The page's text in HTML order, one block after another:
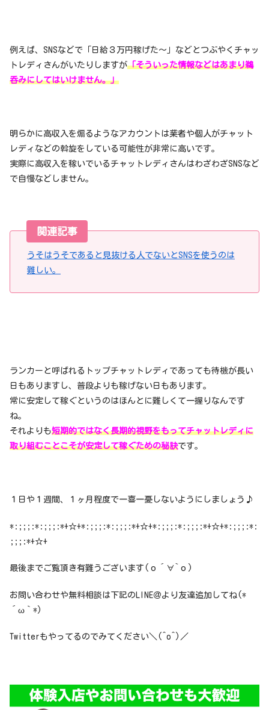
例えば、SNSなどで「日給３万円稼げた〜」などとつぶやくチャッ
トレディさんがいたりしますが「そういった情報などはあまり鵜
呑みにしてはいけません。」
明らかに高収入を煽るようなアカウントは業者や個人がチャット
レディなどの斡旋をしている可能性が非常に高いです。
実際に高収入を稼いでいるチャットレディさんはわざわざSNSなど
で自慢などしません。
関連記事
うそはうそであると見抜ける人でないとSNSを使うのは
難しい。
ランカーと呼ばれるトップチャットレディであっても待機が長い
日もありますし、普段よりも稼げない日もあります。
常に安定して稼ぐというのはほんとに難しくて一握りなんです
ね。
それよりも短期的ではなく長期的視野をもってチャットレディに
取り組むことこそが安定して稼ぐための秘訣です。
１日や１週間、１ヶ月程度で一喜一憂しないようにしましょう♪
*:;;;:*:;;;:*+☆+*:;;;:*:;;;:*+☆+*:;;;:*:;;;:*+☆+*:;;;:*:
;;;:*+☆+
最後までご覧頂き有難うございます(о´∀`о)
お問い合わせや無料相談は下記のLINE＠より友達追加してね(*
´ω｀*)
Twitterもやってるのでみてください＼(^o^)／